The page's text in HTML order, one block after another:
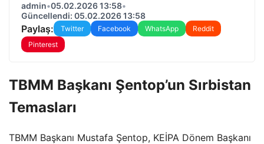
admin•05.02.2026 13:58•
Güncellendi: 05.02.2026 13:58
Paylaş: Twitter Facebook WhatsApp
Reddit
Pinterest
TBMM Başkanı Şentop’un Sırbistan
Temasları
TBMM Başkanı Mustafa Şentop, KEİPA Dönem Başkanı